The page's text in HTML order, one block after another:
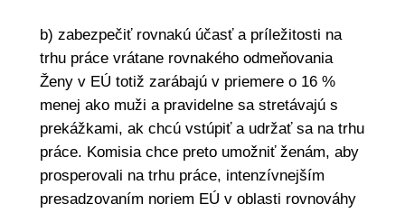
b) zabezpečiť rovnakú účasť a príležitosti na
trhu práce vrátane rovnakého odmeňovania
Ženy v EÚ totiž zarábajú v priemere o 16 %
menej ako muži a pravidelne sa stretávajú s
prekážkami, ak chcú vstúpiť a udržať sa na trhu
práce. Komisia chce preto umožniť ženám, aby
prosperovali na trhu práce, intenzívnejším
presadzovaním noriem EÚ v oblasti rovnováhy